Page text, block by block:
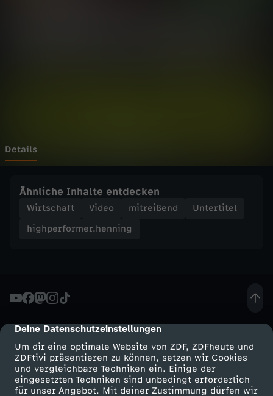
cmp-dialog-description
Deine Datenschutzeinstellungen
Um dir eine optimale Website von ZDF, ZDFheute und
ZDFtivi präsentieren zu können, setzen wir Cookies
und vergleichbare Techniken ein. Einige der
eingesetzten Techniken sind unbedingt erforderlich
für unser Angebot. Mit deiner Zustimmung dürfen wir
r
h
e
n
i
n
g
Details
Ähnliche Inhalte entdecken
Wirtschaft Video mitreißend
Untertitel
highperformer.henning